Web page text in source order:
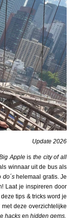
Update 2026
Appleisthe city of all
winnaar uit de bus als
do´shelemaal gratis. Je
Laat je inspireren door
tips & tricks word je
deze overzichtelijke
hacks en hidden gems.